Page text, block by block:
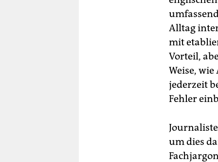
Alltag
mit
Vorteil,
Weise,
jederzeit
Fehler
um dies